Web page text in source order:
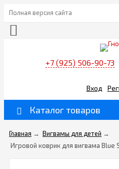
Полная версия сайта
+7 (925) 506-90-73
Вход
Каталог товаров
Главная → Вигвамы для детей →
Игровой коврик для вигвама Blue